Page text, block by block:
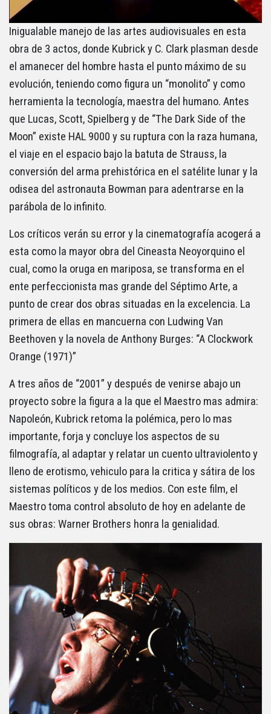
Inigualable manejo de las artes audiovisuales en esta
obra de 3 actos, donde Kubrick y C. Clark plasman desde
el amanecer del hombre hasta el punto máximo de su
evolución, teniendo como figura un “monolito” y como
herramienta la tecnología, maestra del humano. Antes
que Lucas, Scott, Spielberg y de “The Dark Side of the
Moon” existe HAL 9000 y su ruptura con la raza humana,
el viaje en el espacio bajo la batuta de Strauss, la
conversión del arma prehistórica en el satélite lunar y la
odisea del astronauta Bowman para adentrarse en la
parábola de lo infinito.
Los críticos verán su error y la cinematografía acogerá a
esta como la mayor obra del Cineasta Neoyorquino el
cual, como la oruga en mariposa, se transforma en el
ente perfeccionista mas grande del Séptimo Arte, a
punto de crear dos obras situadas en la excelencia. La
primera de ellas en mancuerna con Ludwing Van
Beethoven y la novela de Anthony Burges: “A Clockwork
Orange (1971)”
A tres años de “2001” y después de venirse abajo un
proyecto sobre la figura a la que el Maestro mas admira:
Napoleón, Kubrick retoma la polémica, pero lo mas
importante, forja y concluye los aspectos de su
filmografía, al adaptar y relatar un cuento ultraviolento y
lleno de erotismo, vehiculo para la critica y sátira de los
sistemas políticos y de los medios. Con este film, el
Maestro toma control absoluto de hoy en adelante de
sus obras: Warner Brothers honra la genialidad.